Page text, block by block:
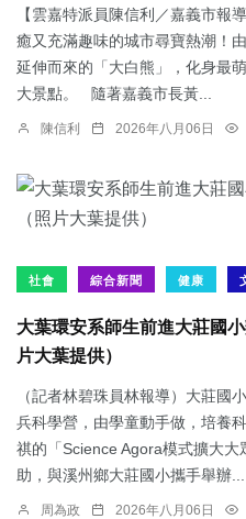
【雲嘉特派員陳信利／嘉義市報
癒又充滿趣味的城市尋寶熱潮！
延伸而來的「大白熊」，化身最
大景點。 隨著嘉義市長黃...
陳信利 2026年八月06日
社會 綜合新聞 健康
大葉環安系師生前進大莊國
片大葉提供）
（記者林碧珠員林報導）大莊國
兵科學營，由學童動手做，培養
祺的「Science Agora模式擴大
助，與溪州鄉大莊國小攜手舉辦...
周為政 2026年八月06日